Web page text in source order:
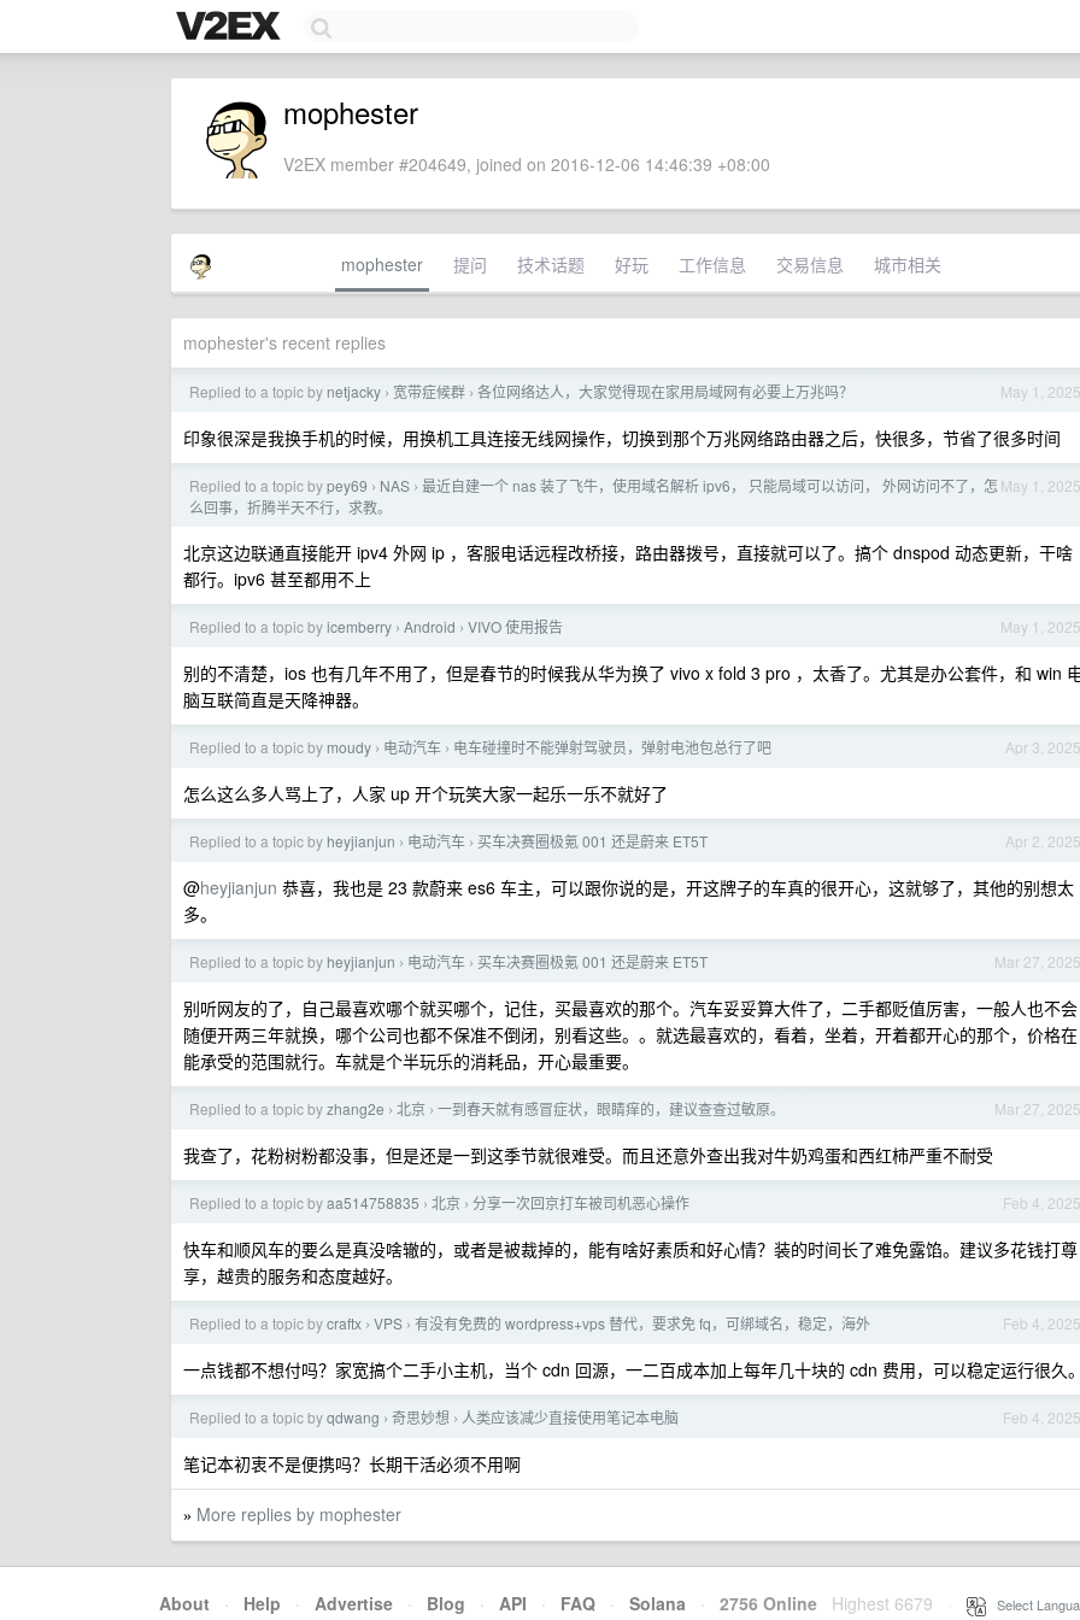
mophester
V2EX member #204649, joined on 2016-12-06 14:46:39 +08:00
mophester 提问 技术话题 好玩 工作信息 交易信息 城市相关
mophester's recent replies
May 1, 2025
Replied to a topic by netjacky › 宽带症候群 › 各位网络达人，大家觉得现在家用局域网有必要上万兆吗？
印象很深是我换手机的时候，用换机工具连接无线网操作，切换到那个万兆网络路由器之后，快很多，节省了很多时间
May 1, 2025
Replied to a topic bypey69 › NAS › 最近自建一个 nas 装了飞牛，使用域名解析 ipv6， 只能局域可以访问， 外网访问不了，怎
么回事，折腾半天不行，求教。
北京这边联通直接能开 ipv4 外网 ip ，客服电话远程改桥接，路由器拨号，直接就可以了。搞个 dnspod 动态更新，干啥
都行。ipv6 甚至都用不上
May 1, 2025
Replied to a topic byicemberry › Android › VIVO 使用报告
别的不清楚，ios 也有几年不用了，但是春节的时候我从华为换了 vivo x fold 3 pro ，太香了。尤其是办公套件，和 win
脑互联简直是天降神器。
Apr 3, 2025
Replied to a topic by moudy › 电动汽车 › 电车碰撞时不能弹射驾驶员，弹射电池包总行了吧
怎么这么多人骂上了，人家 up 开个玩笑大家一起乐一乐不就好了
Apr 2, 2025
Replied to a topic by heyjianjun › 电动汽车 › 买车决赛圈极氪 001 还是蔚来 ET5T
@heyjianjun 恭喜，我也是 23 款蔚来 es6 车主，可以跟你说的是，开这牌子的车真的很开心，这就够了，其他的别想太
多。
Mar 27, 2025
Replied to a topic by heyjianjun › 电动汽车 › 买车决赛圈极氪 001 还是蔚来 ET5T
别听网友的了，自己最喜欢哪个就买哪个，记住，买最喜欢的那个。汽车妥妥算大件了，二手都贬值厉害，一般人也不会
随便开两三年就换，哪个公司也都不保准不倒闭，别看这些。。就选最喜欢的，看着，坐着，开着都开心的那个，价格在
能承受的范围就行。车就是个半玩乐的消耗品，开心最重要。
Mar 27, 2025
Replied to a topic byzhang2e › 北京 › 一到春天就有感冒症状，眼睛痒的，建议查查过敏原。
我查了，花粉树粉都没事，但是还是一到这季节就很难受。而且还意外查出我对牛奶鸡蛋和西红柿严重不耐受
Feb 4, 2025
Replied to a topic byaa514758835 › 北京 › 分享一次回京打车被司机恶心操作
快车和顺风车的要么是真没啥辙的，或者是被裁掉的，能有啥好素质和好心情？装的时间长了难免露馅。建议多花钱打尊
享，越贵的服务和态度越好。
Feb 4, 2025
Replied to a topic bycraftx › VPS › 有没有免费的 wordpress+vps 替代，要求免 fq，可绑域名，稳定，海外
一点钱都不想付吗？家宽搞个二手小主机，当个 cdn 回源，一二百成本加上每年几十块的 cdn 费用，可以稳定运行很久。
Feb 4, 2025
Replied to a topic byqdwang › 奇思妙想 › 人类应该减少直接使用笔记本电脑
笔记本初衷不是便携吗？长期干活必须不用啊
» More replies by mophester
About · Help · Advertise · Blog · API · FAQ · Solana · 2756 Online Highest 6679 Select